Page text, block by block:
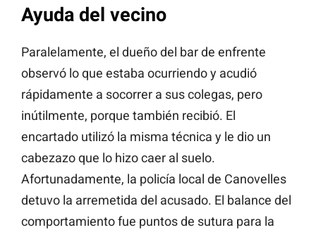
Ayuda del vecino
Paralelamente, el dueño del bar de enfrente
observó lo que estaba ocurriendo y acudió
rápidamente a socorrer a sus colegas, pero
inútilmente, porque también recibió. El
encartado utilizó la misma técnica y le dio un
cabezazo que lo hizo caer al suelo.
Afortunadamente, la policía local de Canovelles
detuvo la arremetida del acusado. El balance del
comportamiento fue puntos de sutura para la